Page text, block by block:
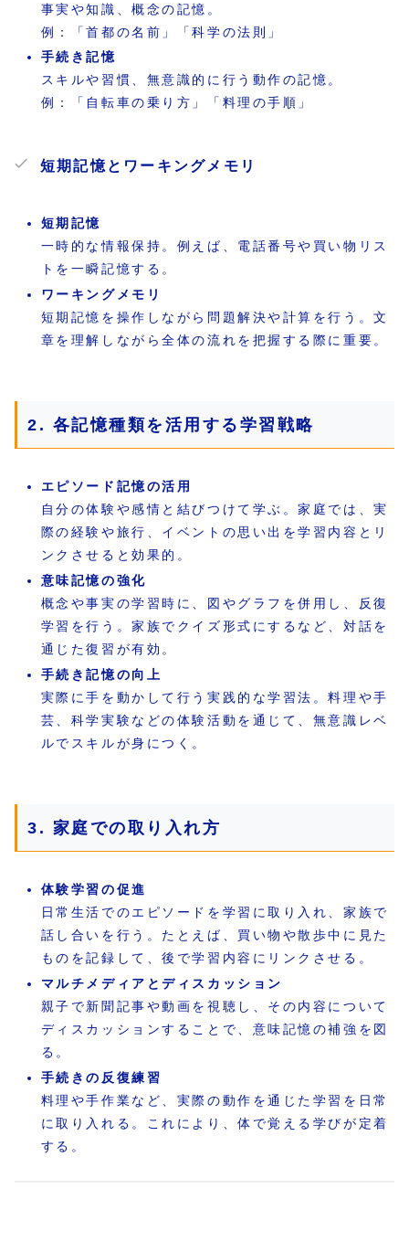
事実や知識、概念の記憶。
例：「首都の名前」「科学の法則」
手続き記憶
スキルや習慣、無意識的に行う動作の記憶。
例：「自転車の乗り方」「料理の手順」
短期記憶とワーキングメモリ
短期記憶
一時的な情報保持。例えば、電話番号や買い物リス
トを一瞬記憶する。
ワーキングメモリ
短期記憶を操作しながら問題解決や計算を行う。文
章を理解しながら全体の流れを把握する際に重要。
2. 各記憶種類を活用する学習戦略
エピソード記憶の活用
自分の体験や感情と結びつけて学ぶ。家庭では、実
際の経験や旅行、イベントの思い出を学習内容とリ
ンクさせると効果的。
意味記憶の強化
概念や事実の学習時に、図やグラフを併用し、反復
学習を行う。家族でクイズ形式にするなど、対話を
通じた復習が有効。
手続き記憶の向上
実際に手を動かして行う実践的な学習法。料理や手
芸、科学実験などの体験活動を通じて、無意識レベ
ルでスキルが身につく。
3. 家庭での取り入れ方
体験学習の促進
日常生活でのエピソードを学習に取り入れ、家族で
話し合いを行う。たとえば、買い物や散歩中に見た
ものを記録して、後で学習内容にリンクさせる。
マルチメディアとディスカッション
親子で新聞記事や動画を視聴し、その内容について
ディスカッションすることで、意味記憶の補強を図
る。
手続きの反復練習
料理や手作業など、実際の動作を通じた学習を日常
に取り入れる。これにより、体で覚える学びが定着
する。